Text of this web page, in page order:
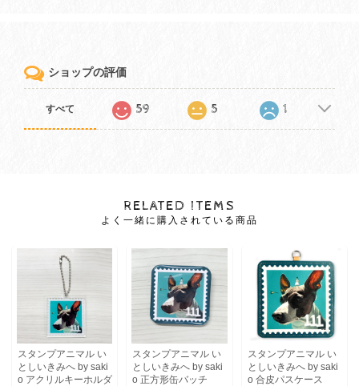
ショップの評価
すべて 59 5 1
RELATED ITEMS
よく一緒に購入されている商品
スタンプアニマル い
としいきみへ by saki
o アクリルキーホルダ
スタンプアニマル い
としいきみへ by saki
o 正方形缶バッチ
スタンプアニマル い
としいきみへ by saki
o 合皮パスケース